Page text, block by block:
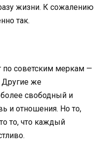
жизни. К сожалению
так.
по советским меркам —
Другие же
свободный и
и отношения. Но то,
то, что каждый